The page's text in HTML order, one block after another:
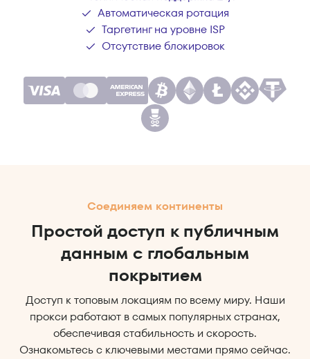
Автоматическая ротация
Таргетинг на уровне ISP
Отсутствие блокировок
Соединяем континенты
Простой доступ к публичным
данным с глобальным
покрытием
Доступ к топовым локациям по всему миру. Наши
прокси работают в самых популярных странах,
обеспечивая стабильность и скорость.
Ознакомьтесь с ключевыми местами прямо сейчас.